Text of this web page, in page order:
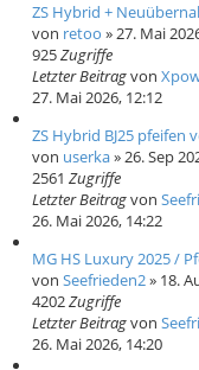
ZS Hybrid +
von retoo » 27. Mai
925Zugriffe
Letzter Beitragvon
27. Mai 2026, 12:12
ZS Hybrid BJ25 pfeifen
von userka» 26. Sep
2561 Zugriffe
Letzter Beitragvon
26. Mai 2026, 14:22
MG HS Luxury 2025 /
von Seefrieden2» 18.
4202Zugriffe
Letzter Beitragvon
26. Mai 2026, 14:20